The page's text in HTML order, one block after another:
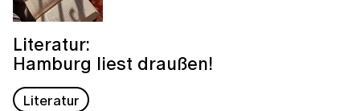
Literatur:
Hamburg liest draußen!
Literatur